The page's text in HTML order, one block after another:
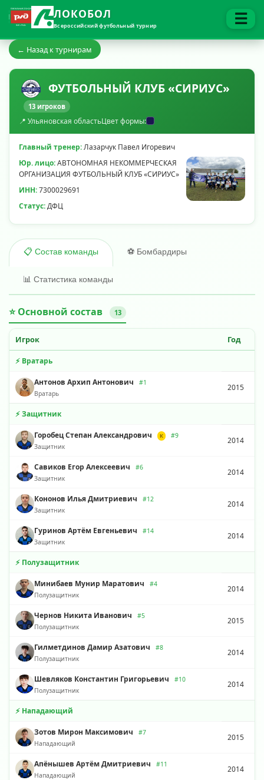
ЛОКОБОЛ
Всероссийский футбольный турнир ☰
← Назад к турнирам
ФУТБОЛЬНЫЙ КЛУБ «СИРИУС»
13 игроков
📍 Ульяновская областьЦвет формы:
Главный тренер:Лазарчук Павел Игоревич
Юр. лицо:АВТОНОМНАЯ НЕКОММЕРЧЕСКАЯ
ОРГАНИЗАЦИЯ ФУТБОЛЬНЫЙ КЛУБ «СИРИУС»
ИНН:7300029691
Статус:ДФЦ
📋 Состав команды ⚽ Бомбардиры
📊 Статистика команды
⭐ Основной состав 13
Игрок Год
⚡ Вратарь
Антонов Архип Антонович
#1
Вратарь
2015
⚡ Защитник
Горобец Степан Александрович К
#9
Защитник
2014
Савиков Егор Алексеевич
#6
Защитник
2014
Кононов Илья Дмитриевич
#12
Защитник
2014
Гуринов Артём Евгеньевич
#14
Защитник
2014
⚡ Полузащитник
Минибаев Мунир Маратович
#4
Полузащитник
2014
Чернов Никита Иванович
#5
Полузащитник
2015
Гилметдинов Дамир Азатович
#8
Полузащитник
2014
Шевляков Константин Григорьевич
#10
Полузащитник
2014
⚡ Нападающий
Зотов Мирон Максимович
#7
Нападающий
2015
Апёнышев Артём Дмитриевич
#11
Нападающий
2014